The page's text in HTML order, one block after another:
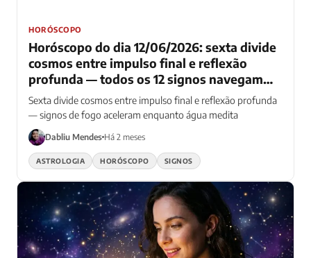
HORÓSCOPO
Horóscopo do dia 12/06/2026: sexta divide
cosmos entre impulso final e reflexão
profunda — todos os 12 signos navegam
energia contraditória que fecha semana
intensa
Sexta divide cosmos entre impulso final e reflexão profunda
— signos de fogo aceleram enquanto água medita
Dabliu Mendes Há 2 meses
ASTROLOGIA HORÓSCOPO SIGNOS